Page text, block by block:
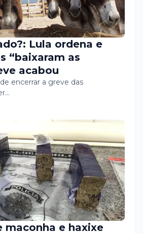
Lula ordena e
“baixaram as
acabou
encerrar a greve das
maconha e haxixe